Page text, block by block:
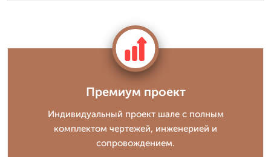
Премиум проект
Индивидуальный проект шале с полным
комплектом чертежей, инженерией и
сопровождением.